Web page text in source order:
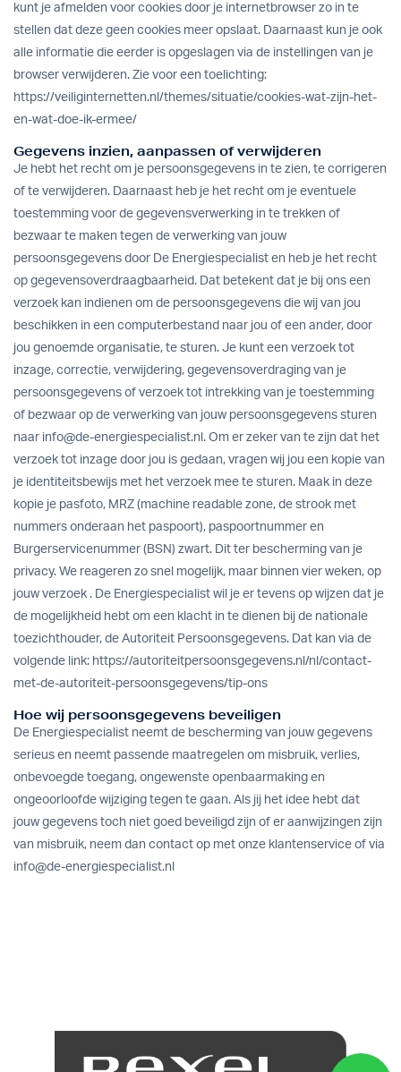
kunt je afmelden voor cookies door je internetbrowser zo in te
stellen dat deze geen cookies meer opslaat. Daarnaast kun je ook
alle informatie die eerder is opgeslagen via de instellingen van je
browser verwijderen. Zie voor een toelichting:
https://veiliginternetten.nl/themes/situatie/cookies-wat-zijn-het-
en-wat-doe-ik-ermee/
Gegevens inzien, aanpassen of verwijderen
Je hebt het recht om je persoonsgegevens in te zien, te corrigeren
of te verwijderen. Daarnaast heb je het recht om je eventuele
toestemming voor de gegevensverwerking in te trekken of
bezwaar te maken tegen de verwerking van jouw
persoonsgegevens door De Energiespecialist en heb je het recht
op gegevensoverdraagbaarheid. Dat betekent dat je bij ons een
verzoek kan indienen om de persoonsgegevens die wij van jou
beschikken in een computerbestand naar jou of een ander, door
jou genoemde organisatie, te sturen. Je kunt een verzoek tot
inzage, correctie, verwijdering, gegevensoverdraging van je
persoonsgegevens of verzoek tot intrekking van je toestemming
of bezwaar op de verwerking van jouw persoonsgegevens sturen
naar info@de-energiespecialist.nl . Om er zeker van te zijn dat het
verzoek tot inzage door jou is gedaan, vragen wij jou een kopie van
je identiteitsbewijs met het verzoek mee te sturen. Maak in deze
kopie je pasfoto, MRZ (machine readable zone, de strook met
nummers onderaan het paspoort), paspoortnummer en
Burgerservicenummer (BSN) zwart. Dit ter bescherming van je
privacy. We reageren zo snel mogelijk, maar binnen vier weken, op
jouw verzoek . De Energiespecialist wil je er tevens op wijzen dat je
de mogelijkheid hebt om een klacht in te dienen bij de nationale
toezichthouder, de Autoriteit Persoonsgegevens. Dat kan via de
volgende link: https://autoriteitpersoonsgegevens.nl/nl/contact-
met-de-autoriteit-persoonsgegevens/tip-ons
Hoe wij persoonsgegevens beveiligen
De Energiespecialist neemt de bescherming van jouw gegevens
serieus en neemt passende maatregelen om misbruik, verlies,
onbevoegde toegang, ongewenste openbaarmaking en
ongeoorloofde wijziging tegen te gaan. Als jij het idee hebt dat
jouw gegevens toch niet goed beveiligd zijn of er aanwijzingen zijn
van misbruik, neem dan contact op met onze klantenservice of via
info@de-energiespecialist.nl